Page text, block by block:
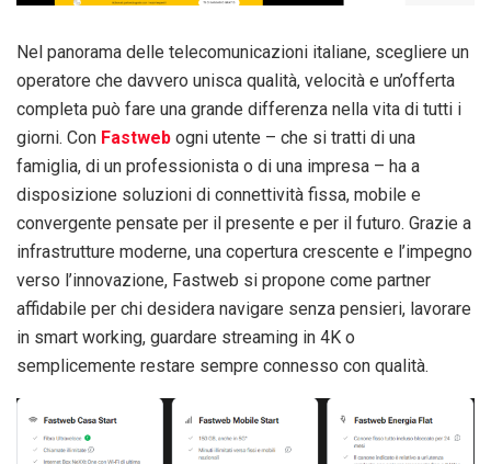
Nel panorama delle telecomunicazioni italiane, scegliere un
operatore che davvero unisca qualità, velocità e un’offerta
completa può fare una grande differenza nella vita di tutti i
giorni. Con Fastweb ogni utente – che si tratti di una
famiglia, di un professionista o di una impresa – ha a
disposizione soluzioni di connettività fissa, mobile e
convergente pensate per il presente e per il futuro. Grazie a
infrastrutture moderne, una copertura crescente e l’impegno
verso l’innovazione, Fastweb si propone come partner
affidabile per chi desidera navigare senza pensieri, lavorare
in smart working, guardare streaming in 4K o
semplicemente restare sempre connesso con qualità.